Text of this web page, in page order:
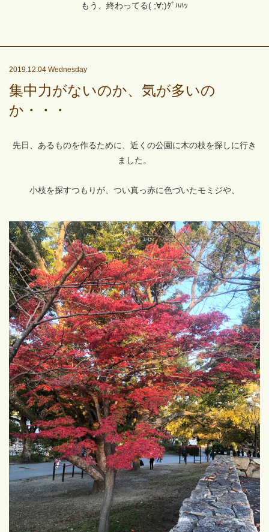
もう、終わってる( ;∀;)ﾀﾞﾊﾊｯ
2019.12.04 Wednesday
集中力がないのか、気が多いの
か・・・
先日、あるものを作るために、近くの公園に木の枝を探しに行き
ました。
小枝を探すつもりが、つい真っ赤に色づいたモミジや、